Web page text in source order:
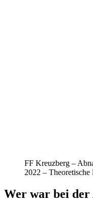
FF Kreuzberg –
2022 – Theoretische
Wer war bei der